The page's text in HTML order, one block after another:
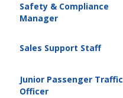
Safety & Compliance
Manager
Sales Support Staff
Junior Passenger Traffic
Officer